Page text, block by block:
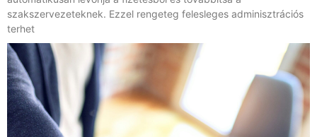
szakszervezeteknek. Ezzel rengeteg felesleges adminisztrációs
terhet